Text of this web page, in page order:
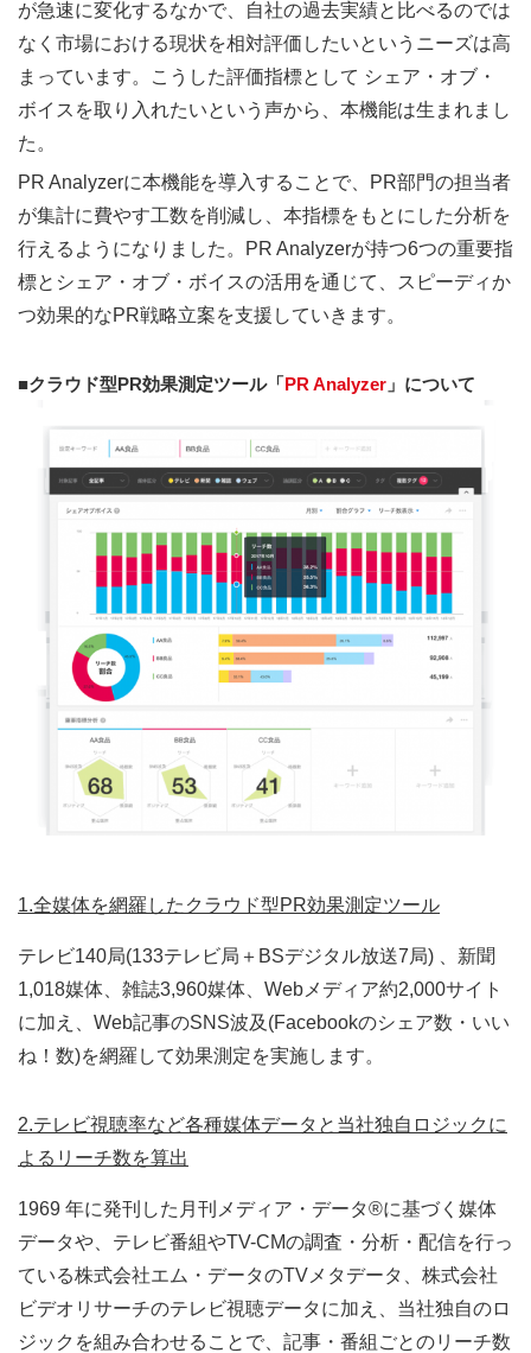
が急速に変化するなかで、自社の過去実績と比べるのでは
なく市場における現状を相対評価したいというニーズは高
まっています。こうした評価指標として シェア・オブ・
ボイスを取り入れたいという声から、本機能は生まれまし
た。
PR Analyzerに本機能を導入することで、PR部門の担当者
が集計に費やす工数を削減し、本指標をもとにした分析を
行えるようになりました。PR Analyzerが持つ6つの重要指
標とシェア・オブ・ボイスの活用を通じて、スピーディか
つ効果的なPR戦略立案を支援していきます。
■クラウド型PR効果測定ツール「 PR Analyzer 」について
1.全媒体を網羅したクラウド型PR効果測定ツール
テレビ140局(133テレビ局＋BSデジタル放送7局) 、新聞
1,018媒体、雑誌3,960媒体、Webメディア約2,000サイト
に加え、Web記事のSNS波及(Facebookのシェア数・いい
ね！数)を網羅して効果測定を実施します。
2.テレビ視聴率など各種媒体データと当社独自ロジックに
よるリーチ数を算出
1969 年に発刊した月刊メディア・データ®に基づく媒体
データや、テレビ番組やTV-CMの調査・分析・配信を行っ
ている株式会社エム・データのTVメタデータ、株式会社
ビデオリサーチのテレビ視聴データに加え、当社独自のロ
ジックを組み合わせることで、記事・番組ごとのリーチ数